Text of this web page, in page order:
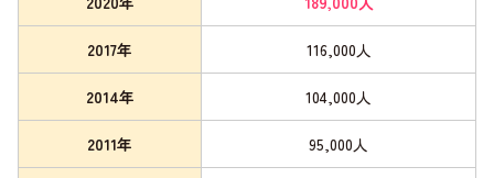
2017年 116,000人
2014年 104,000人
2011年 95,000人